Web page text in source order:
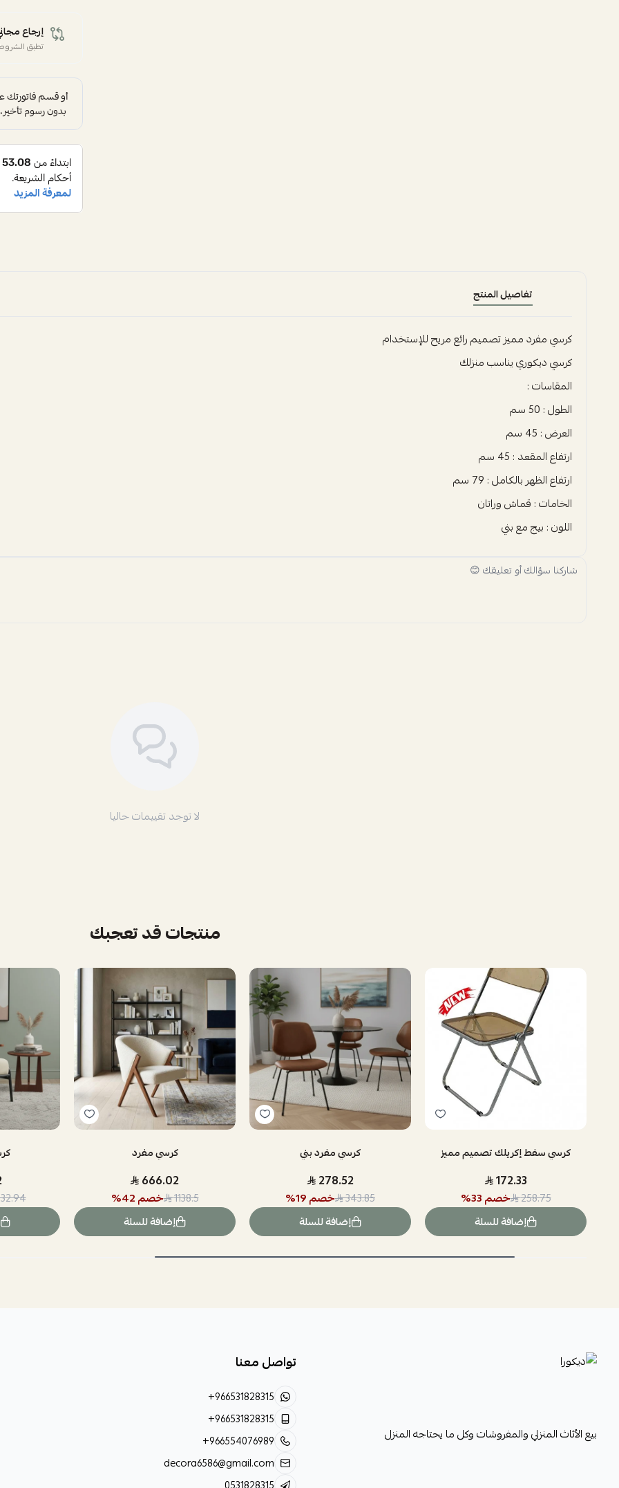
إرجاع
تطبق
تفاصيل المنتج
كرسي مفرد مميز تصميم رائع مريح للإستخدام
كرسي ديكوري يناسب منزلك
المقاسات :
الطول : 50 سم
العرض : 45 سم
ارتفاع المقعد : 45 سم
ارتفاع الظهر بالكامل : 79 سم
الخامات : قماش وراتان
اللون : بيج مع بني
لا توجد تقييمات حاليا
منتجات قد تعجبك
كرسي سفط إكريلك تصميم مميز
172.33
258.75 خصم33
%
إضافة للسلة
كرسي مفرد بني
278.52
343.85 خصم19
%
إضافة للسلة
كرسي مفرد
666.02
1138.5 خصم42
%
إضافة للسلة
ديكورا
بيع الأثاث المنزلي والمفروشات وكل ما يحتاجه المنزل
تواصل معنا
+966531828315
+966531828315
+966554076989
decora6586@gmail.com